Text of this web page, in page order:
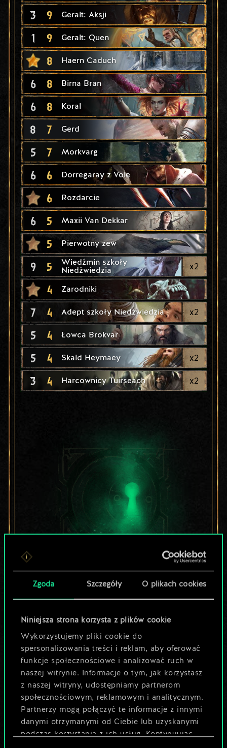
Zgoda Szczegóły O plikach cookies
Niniejsza strona korzysta z plików cookie
Wykorzystujemy pliki cookie do
spersonalizowania treści i reklam, aby oferować
funkcje społecznościowe i analizować ruch w
naszej witrynie. Informacje o tym, jak korzystasz
z naszej witryny, udostępniamy partnerom
społecznościowym, reklamowym i analitycznym.
Partnerzy mogą połączyć te informacje z innymi
danymi otrzymanymi od Ciebie lub uzyskanymi
podczas korzystania z ich usług. Kontynuując
3 9 Geralt: Aksji
1 9 Geralt: Quen
8 Haern Caduch
6 8 Birna Bran
6 8 Koral
8 7 Gerd
5 7 Morkvarg
6 6 Dorregaray z Vole
6 Rozdarcie
6 5 Maxii Van Dekkar
5 Pierwotny zew
9 5
Wiedźmin szkoły
Niedźwiedzia
x2
4 Zarodniki
7 4 Adept szkoły Niedźwiedzia x2
5 4 Łowca Brokvar
5 4 Skald Heymaey x2
3 4 Harcownicy Tuirseach x2
Lubisz grać tą talią?
Pomóż społeczności
odkryć jej
potencjał!
Nazwij talię i opisz swoją strategię
Edytuj talię